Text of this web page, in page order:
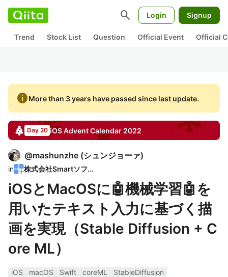
search Login Signup
Trend Stock List Question Official Event Official
infoMore than 3 years have passed since last update.
Day 20 iOSAdvent Calendar 2022
@mashunzhe (シュンジョーァ)
in 株式会社Smartソフト
iOSとMacOSに🤖機械学習🤖を
用いたテキスト入力に基づく描
画を実現（Stable Diffusion + C
ore ML）
iOS macOS Swift coreML
StableDiffusion